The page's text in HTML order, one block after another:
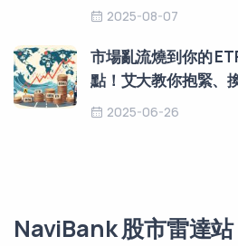
2025-08-07
市場亂流燒到你的
點！艾大教你抱緊、
2025-06-26
NaviBank 股市雷達站